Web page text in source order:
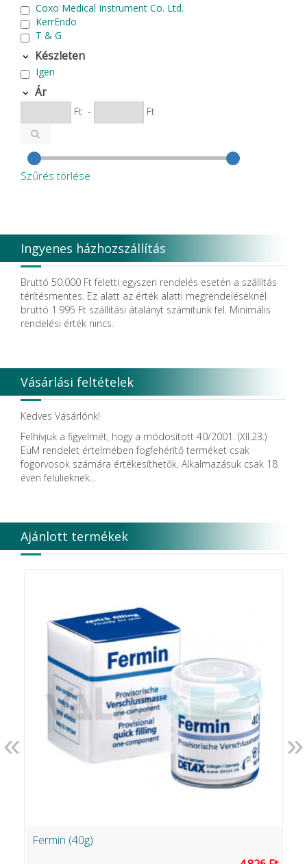
Coxo Medical Instrument Co. Ltd.
KerrEndo
T & G
Készleten
Igen
Ár
Ft - Ft
Szűrés törlése
Ingyenes házhozszállítás
Bruttó 50.000 Ft feletti egyszeri rendelés esetén a szállítás
térítésmentes. Ez alatt az érték alatti megrendeléseknél
bruttó 1.995 Ft szállítási átalányt számítunk fel. Minimális
rendelési érték nincs.
Vásárlási feltételek
Kedves Vásárlónk!
Felhívjuk a figyelmét, hogy a módosított 40/2001. (XII.23.)
EüM rendelet értelmében fogfehérítő terméket csak
fogorvosok számára értékesíthetők. Alkalmazásuk csak 18
éven felülieknek...
Ajánlott termékek
Fermin (40g)
« »